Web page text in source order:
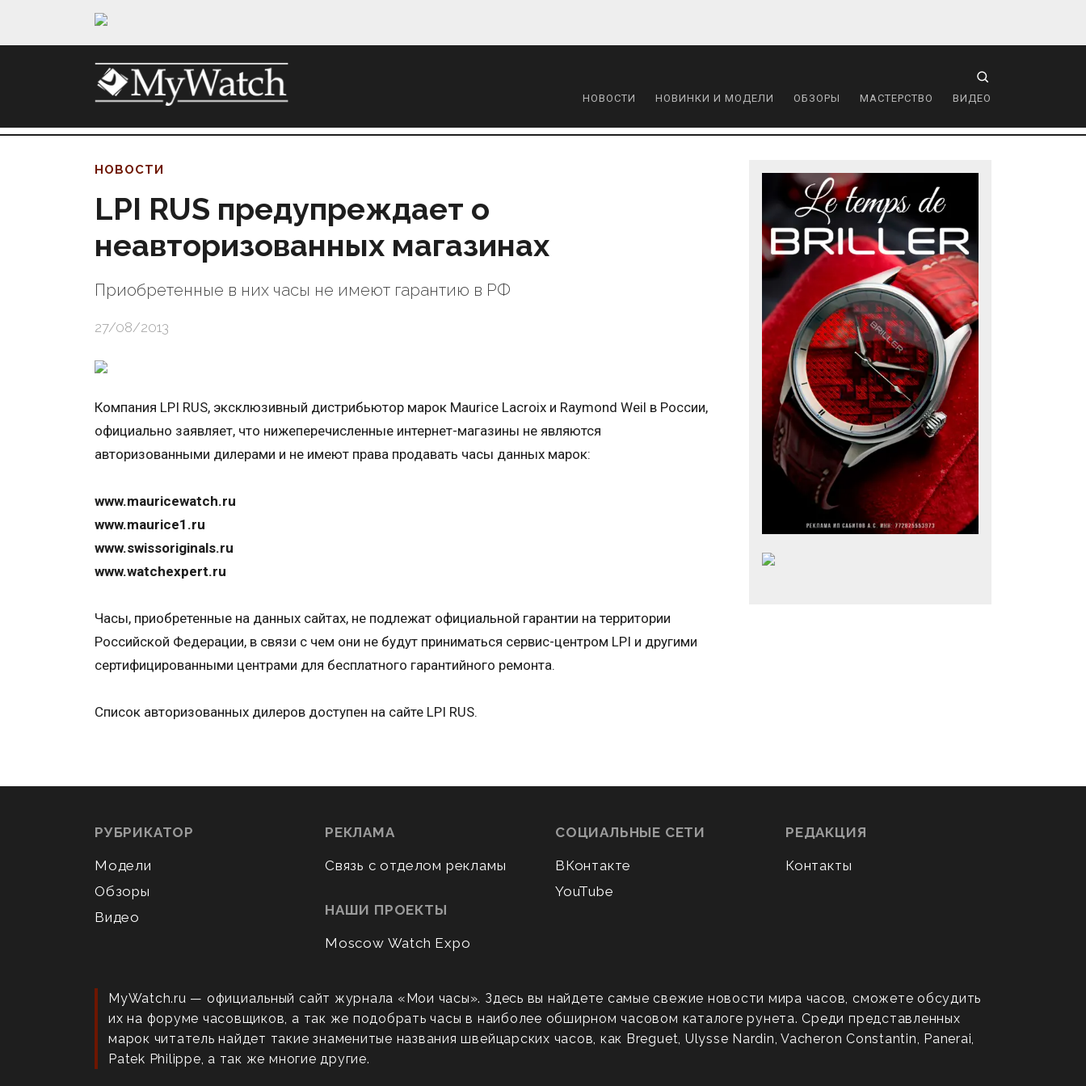
НОВОСТИ НОВИНКИ И МОДЕЛИ ОБЗОРЫ МАСТЕРСТВО ВИДЕО
НОВОСТИ
LPI RUS предупреждает о
неавторизованных магазинах
Приобретенные в них часы не имеют гарантию в РФ
27/08/2013
Компания LPI RUS, эксклюзивный дистрибьютор марок Maurice Lacroix и Raymond Weil в России,
официально заявляет, что нижеперечисленные интернет-магазины не являются
авторизованными дилерами и не имеют права продавать часы данных марок:
www.mauricewatch.ru
www.maurice1.ru
www.swissoriginals.ru
www.watchexpert.ru
Часы, приобретенные на данных сайтах, не подлежат официальной гарантии на территории
Российской Федерации, в связи с чем они не будут приниматься сервис-центром LPI и другими
сертифицированными центрами для бесплатного гарантийного ремонта.
Список авторизованных дилеров доступен на сайте LPI RUS.
РУБРИКАТОР
Модели
Обзоры
Видео
РЕКЛАМА
Связь с отделом рекламы
НАШИ ПРОЕКТЫ
Moscow Watch Expo
СОЦИАЛЬНЫЕ СЕТИ
ВКонтакте
YouTube
РЕДАКЦИЯ
Контакты
MyWatch.ru — официальный сайт журнала «Мои часы». Здесь вы найдете самые свежие новости мира часов, сможете обсудить
их на форуме часовщиков, а так же подобрать часы в наиболее обширном часовом каталоге рунета. Среди представленных
марок читатель найдет такие знаменитые названия швейцарских часов, как Breguet, Ulysse Nardin, Vacheron Constantin, Panerai,
Patek Philippe, а так же многие другие.